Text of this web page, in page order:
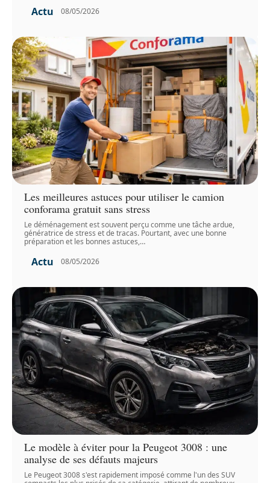
Actu 08/05/2026
Les meilleures astuces pour utiliser le camion
conforama gratuit sans stress
Le déménagement est souvent perçu comme une tâche ardue,
génératrice de stress et de tracas. Pourtant, avec une bonne
préparation et les bonnes astuces,…
Actu 08/05/2026
Le modèle à éviter pour la Peugeot 3008 : une
analyse de ses défauts majeurs
Le Peugeot 3008 s'est rapidement imposé comme l'un des SUV